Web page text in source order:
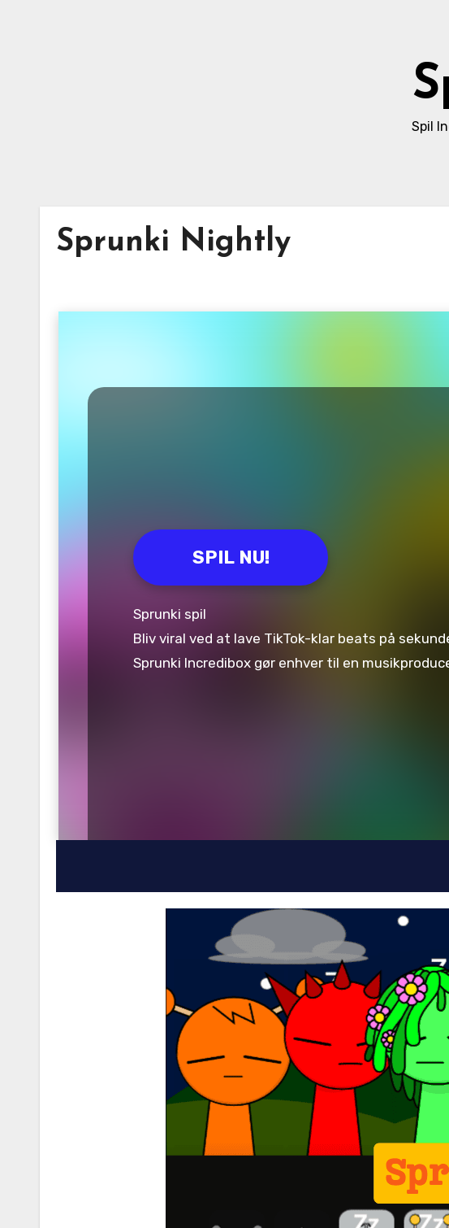
Spil
Sprunki Nightly
SPIL NU!
Sprunki spil
Bliv viral ved at lave TikTok-klar beats på
Sprunki Incredibox gør enhver til en